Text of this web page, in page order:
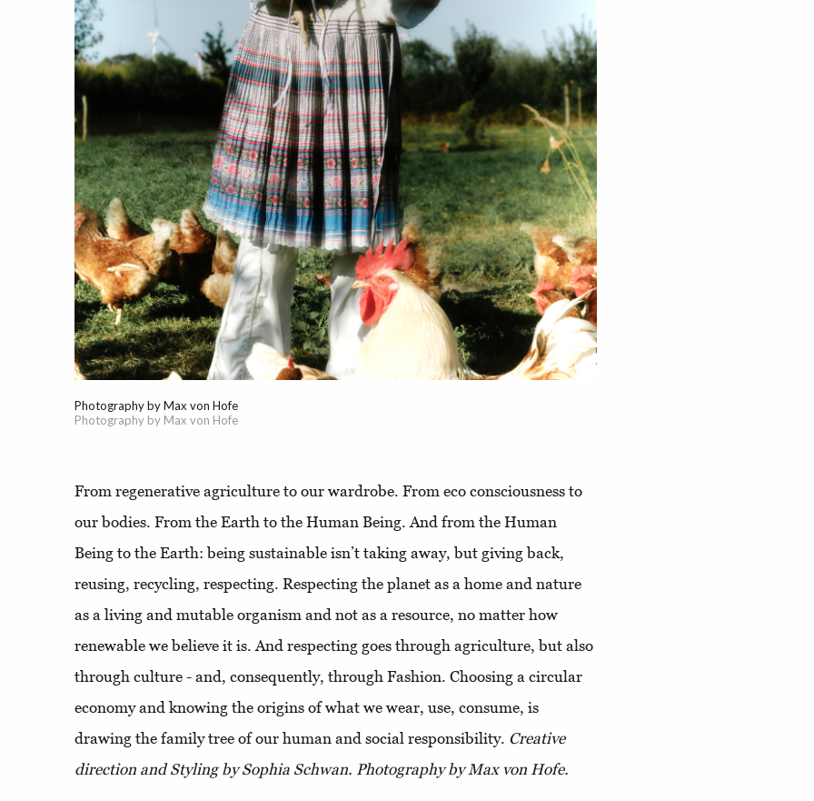
Photography by Max von Hofe
Photography by Max von Hofe
From regenerative agriculture to our wardrobe. From eco consciousness to
our bodies. From the Earth to the Human Being. And from the Human
Being to the Earth: being sustainable isn’t taking away, but giving back,
reusing, recycling, respecting. Respecting the planet as a home and nature
as a living and mutable organism and not as a resource, no matter how
renewable we believe it is. And respecting goes through agriculture, but also
through culture - and, consequently, through Fashion. Choosing a circular
economy and knowing the origins of what we wear, use, consume, is
drawing the family tree of our human and social responsibility. Creative
direction and Styling by Sophia Schwan. Photography by Max von Hofe.